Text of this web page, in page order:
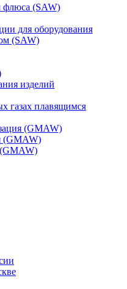
флюса (SAW)
для оборудования
(SAW)
изделий
газах плавящимся
(GMAW)
(GMAW)